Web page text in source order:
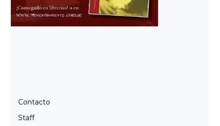
Contacto
Staff